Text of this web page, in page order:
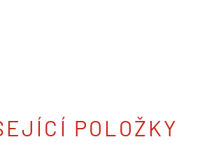
POLOŽKY